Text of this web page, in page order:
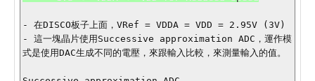
- 在DISCO板子上面，VRef = VDDA = VDD = 2.95V (3V)
- 這一塊晶片使用Successive approximation ADC，運作模
式是使用DAC生成不同的電壓，來跟輸入比較，來測量輸入的值。